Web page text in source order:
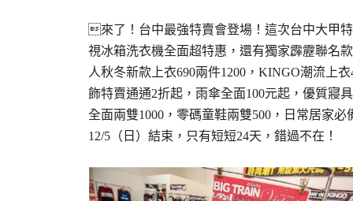
來了！台中最強特賣會登場！這次台中大甲
視冰箱洗衣機全面超特惠，還有獨家霹靂聯名
人秋冬新款上衣690兩件1200，KINGO潮流上
飾特賣通通2折起，雨傘全面100元起，優質寢
全面兩雙1000，零碼童鞋兩雙500，日常居家
12/5（日）結束，只有短短24天，錯過不在！